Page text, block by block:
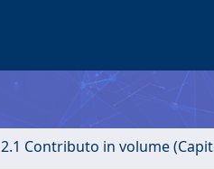
2.1 Contributo in volume